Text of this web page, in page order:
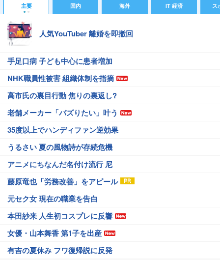
主要 国内 海外 IT 経済 ス
人気YouTuber 離婚を即撤回
手足口病 子ども中心に患者増加
NHK職員性被害 組織体制を指摘
高市氏の裏目行動 焦りの裏返し?
老舗メーカー「バズりたい」叶う
35度以上でハンディファン逆効果
うるさい 夏の風物詩が存続危機
アニメにちなんだ名付け流行 尼
藤原竜也「労務改善」をアピール
元セク女 現在の職業を告白
本田紗来 人生初コスプレに反響
女優・山本舞香 第1子を出産
有吉の夏休み フワ復帰説に反発